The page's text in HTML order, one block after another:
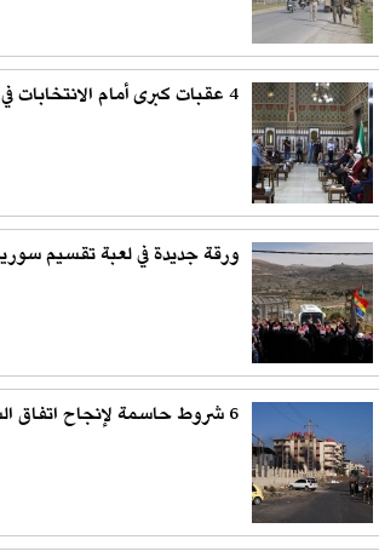
4 عقبات كبرى أمام الانتخابات في سوريا
ورقة جديدة في لعبة تقسيم
6 شروط حاسمة لإنجاح اتفاق السويداء